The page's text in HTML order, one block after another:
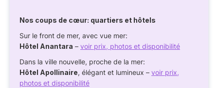
Nos coups de cœur: quartiers et hôtels
Sur le front de mer, avec vue mer:
Hôtel Anantara – voir prix, photos et disponibilité
Dans la ville nouvelle, proche de la mer:
Hôtel Apollinaire, élégant et lumineux – voir prix,
photos et disponibilité